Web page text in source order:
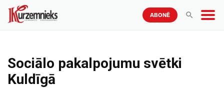
ABONĒ
Sociālo pakalpojumu svētki
Kuldīgā